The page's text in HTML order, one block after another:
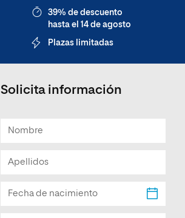
39% de descuento
hasta el 14 de agosto
Plazas limitadas
Solicita información